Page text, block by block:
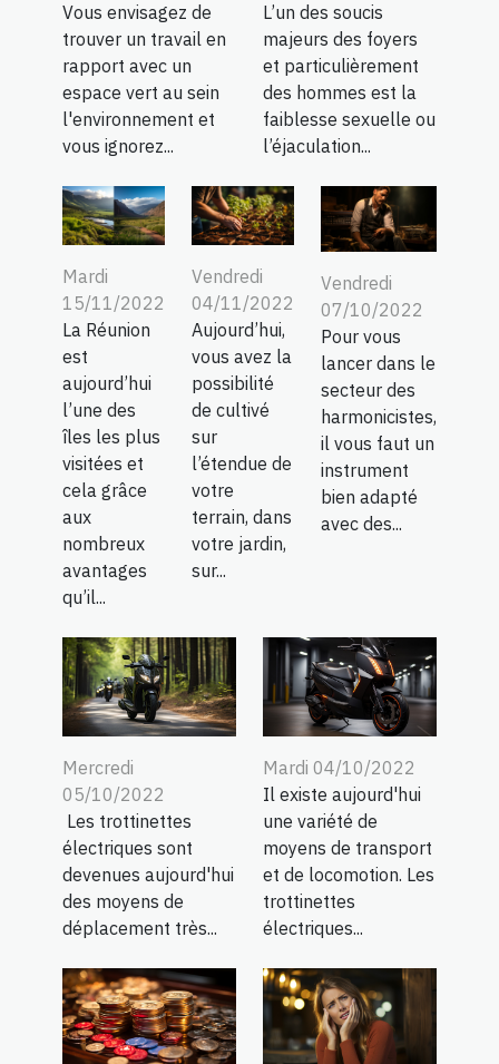
Vous envisagez de
trouver un travail en
rapport avec un
espace vert au sein
l'environnement et
vous ignorez...
L’un des soucis
majeurs des foyers
et particulièrement
des hommes est la
faiblesse sexuelle ou
l’éjaculation...
Mardi
15/11/2022
La Réunion
est
aujourd’hui
l’une des
îles les plus
visitées et
cela grâce
aux
nombreux
avantages
qu’il...
Vendredi
04/11/2022
Aujourd’hui,
vous avez la
possibilité
de cultivé
sur
l’étendue de
votre
terrain, dans
votre jardin,
sur...
Vendredi
07/10/2022
Pour vous
lancer dans le
secteur des
harmonicistes,
il vous faut un
instrument
bien adapté
avec des...
Mercredi
05/10/2022
Les trottinettes
électriques sont
devenues aujourd'hui
des moyens de
déplacement très...
Mardi 04/10/2022
Il existe aujourd'hui
une variété de
moyens de transport
et de locomotion. Les
trottinettes
électriques...